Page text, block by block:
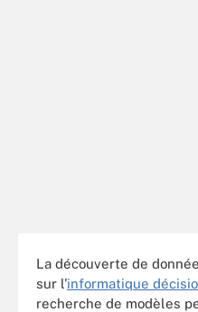
La découverte de
sur l'informatique
recherche de modèles